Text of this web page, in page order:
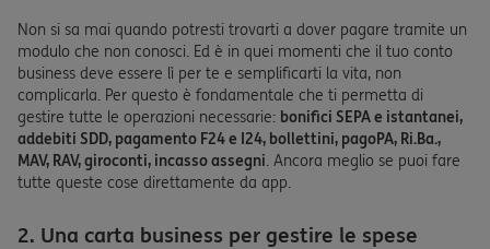
Non si sa mai quando potresti trovarti a dover pagare tramite un
modulo che non conosci. Ed è in quei momenti che il tuo conto
business deve essere lì per te e semplificarti la vita, non
complicarla. Per questo è fondamentale che ti permetta di
gestire tutte le operazioni necessarie: bonifici SEPA e istantanei,
addebiti SDD, pagamento F24 e I24, bollettini, pagoPA, Ri.Ba.,
MAV, RAV, giroconti, incasso assegni. Ancora meglio se puoi fare
tutte queste cose direttamente da app.
2. Una carta business per gestire le spese